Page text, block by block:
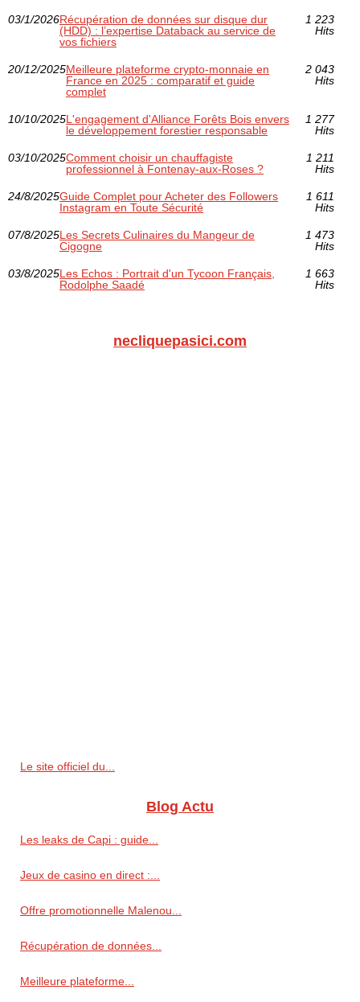
03/1/2026Récupération de données sur disque dur
(HDD) : l’expertise Databack au service de
vos fichiers
1 223
Hits
20/12/2025Meilleure plateforme crypto-monnaie en
France en 2025 : comparatif et guide
complet
2 043
Hits
10/10/2025L'engagement d'Alliance Forêts Bois envers
le développement forestier responsable
1 277
Hits
03/10/2025Comment choisir un chauffagiste
professionnel à Fontenay-aux-Roses ?
1 211
Hits
24/8/2025Guide Complet pour Acheter des Followers
Instagram en Toute Sécurité
1 611
Hits
07/8/2025Les Secrets Culinaires du Mangeur de
Cigogne
1 473
Hits
03/8/2025Les Echos : Portrait d'un Tycoon Français,
Rodolphe Saadé
1 663
Hits
necliquepasici.com
Le site officiel du...
Blog Actu
Les leaks de Capi : guide...
Jeux de casino en direct :...
Offre promotionnelle Malenou...
Récupération de données...
Meilleure plateforme...